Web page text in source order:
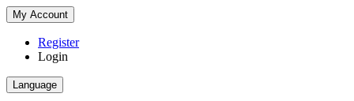
My Account
Register
Login
Language